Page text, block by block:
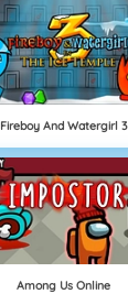
Fireboy And Watergirl 3
Among Us Online